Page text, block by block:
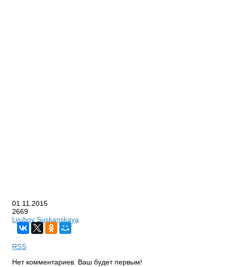
01.11.2015
2669
Lyubov Suskanskaya
RSS
Нет комментариев. Ваш будет первым!